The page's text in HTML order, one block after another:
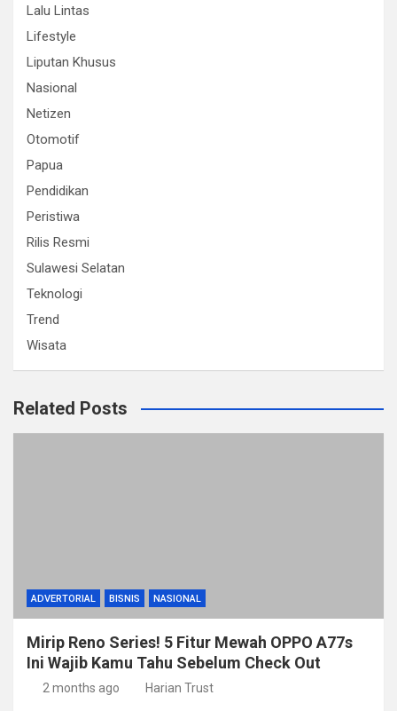
Lalu Lintas
Lifestyle
Liputan Khusus
Nasional
Netizen
Otomotif
Papua
Pendidikan
Peristiwa
Rilis Resmi
Sulawesi Selatan
Teknologi
Trend
Wisata
Related Posts
ADVERTORIAL BISNIS NASIONAL
Mirip Reno Series! 5 Fitur Mewah OPPO A77s
Ini Wajib Kamu Tahu Sebelum Check Out
2 months ago Harian Trust